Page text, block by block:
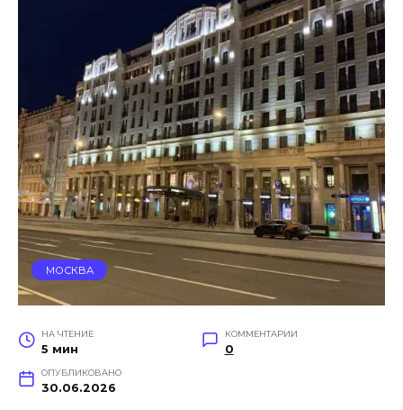
МОСКВА
НА ЧТЕНИЕ
5 мин
КОММЕНТАРИИ
0
ОПУБЛИКОВАНО
30.06.2026